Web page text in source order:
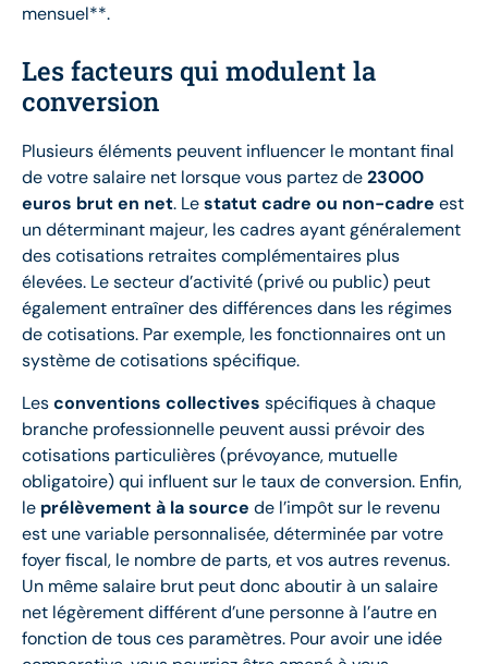
mensuel**.
Les facteurs qui modulent la
conversion
Plusieurs éléments peuvent influencer le montant final
de votre salaire net lorsque vous partez de23000
euros brut en net. Lestatut cadre ou non-cadre est
un déterminant majeur, les cadres ayant généralement
des cotisations retraites complémentaires plus
élevées. Le secteur d’activité (privé ou public) peut
également entraîner des différences dans les régimes
de cotisations. Par exemple, les fonctionnaires ont un
système de cotisations spécifique.
Lesconventions collectives spécifiques à chaque
branche professionnelle peuvent aussi prévoir des
cotisations particulières (prévoyance, mutuelle
obligatoire) qui influent sur le taux de conversion. Enfin,
le prélèvement à la source de l’impôt sur le revenu
est une variable personnalisée, déterminée par votre
foyer fiscal, le nombre de parts, et vos autres revenus.
Un même salaire brut peut donc aboutir à un salaire
net légèrement différent d’une personne à l’autre en
fonction de tous ces paramètres. Pour avoir une idée